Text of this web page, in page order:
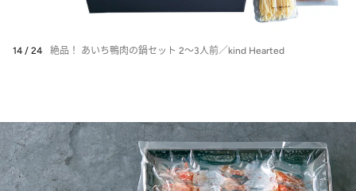
14 / 24 絶品！ あいち鴨肉の鍋セット 2～3人前／kind Hearted